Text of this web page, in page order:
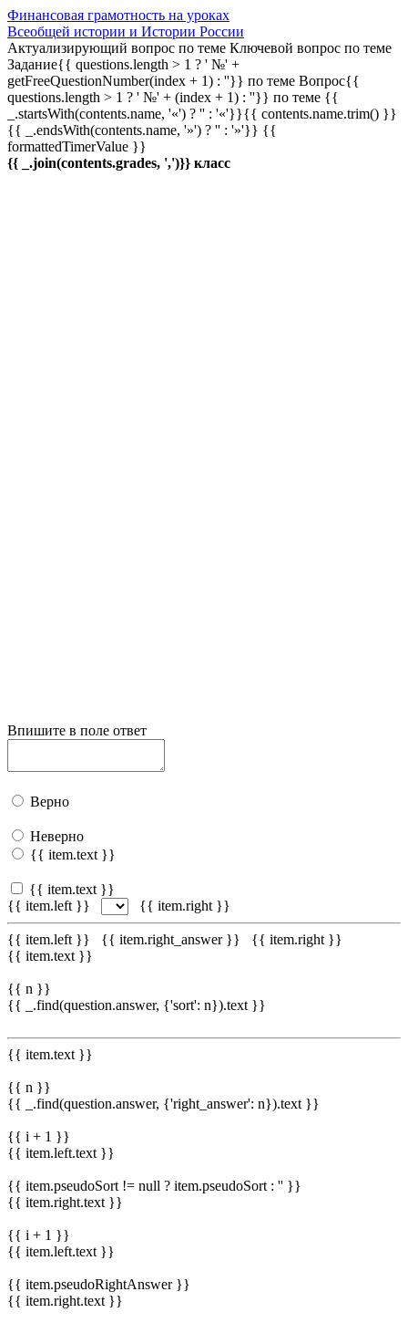
Финансовая грамотность на уроках
Всеобщей истории и Истории России
Актуализирующий вопрос по теме Ключевой вопрос по теме
Задание{{ questions.length > 1 ? ' №' +
getFreeQuestionNumber(index + 1) : ''}} по теме Вопрос{{
questions.length > 1 ? ' №' + (index + 1) : ''}} по теме {{
_.startsWith(contents.name, '«') ? '' : '«'}}{{ contents.name.trim() }}
{{ _.endsWith(contents.name, '»') ? '' : '»'}} {{
formattedTimerValue }}
{{ _.join(contents.grades, ',')}} класс
Впишите в поле ответ
Верно
Неверно
{{ item.text }}
{{ item.text }}
{{ item.left }}
{{ item.right }}
{{ item.left }} {{ item.right_answer }}
{{ item.right }}
{{ item.text }}
{{ n }}
{{ _.find(question.answer, {'sort': n}).text }}
{{ item.text }}
{{ n }}
{{ _.find(question.answer, {'right_answer': n}).text }}
{{ i + 1 }}
{{ item.left.text }}
{{ item.pseudoSort != null ? item.pseudoSort : '' }}
{{ item.right.text }}
{{ i + 1 }}
{{ item.left.text }}
{{ item.pseudoRightAnswer }}
{{ item.right.text }}